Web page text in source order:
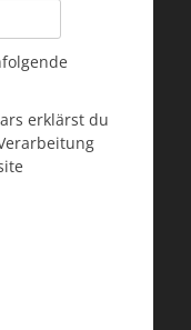
erklärst du